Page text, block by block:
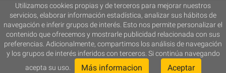
Más de 30.000 imágenes - Fotografías
de Javier Albertos Benayas. Vigoenfotos
2002-2018.
Utilizamos cookies propias y de terceros para mejorar nuestros
servicios, elaborar información estadística, analizar sus hábitos de
navegación e inferir grupos de interés. Esto nos permite personalizar el
contenido que ofrecemos y mostrarle publicidad relacionada con sus
preferencias. Adicionalmente, compartimos los análisis de navegación
y los grupos de interés inferidos con terceros. Si continúa navegando
acepta su uso.
Más informacion Aceptar